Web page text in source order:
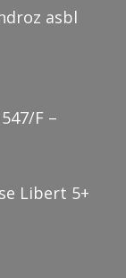
asbl
F –
Libert 5+